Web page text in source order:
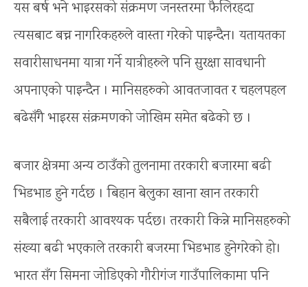
यस बर्ष भने भाइरसको संक्रमण जनस्तरमा फैलिरहदा
त्यसबाट बच्न नागरिकहरुले वास्ता गरेको पाइन्दैन। यतायतका
सवारीसाधनमा यात्रा गर्ने यात्रीहरुले पनि सुरक्षा सावधानी
अपनाएको पाइन्दैन । मानिसहरुको आवतजावत र चहलपहल
बढेसँगै भाइरस संक्रमणको जोखिम समेत बढेको छ ।
बजार क्षेत्रमा अन्य ठाउँको तुलनामा तरकारी बजारमा बढी
भिडभाड हुने गर्दछ । बिहान बेलुका खाना खान तरकारी
सबैलाई तरकारी आवश्यक पर्दछ। तरकारी किन्ने मानिसहरुको
संख्या बढी भएकाले तरकारी बजरमा भिडभाड हुनेगरेको हो।
भारत सँग सिमना जोडिएको गौरीगंज गाउँपालिकामा पनि